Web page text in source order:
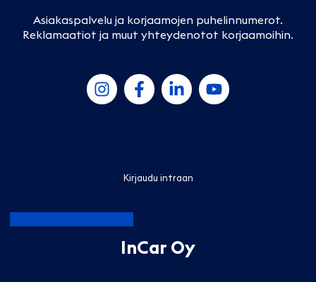
Asiakaspalvelu ja korjaamojen puhelinnumerot.
Reklamaatiot ja muut yhteydenotot korjaamoihin.
Kirjaudu intraan
InCar Oy